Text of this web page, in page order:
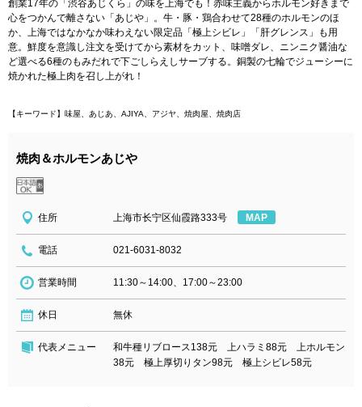
創業17年の「渋谷あじくら」の味を上海でも！赤味主義からホルモン好きまで
心をつかんで離さない「あじや」。牛・豚・鶏合わせて28種のホルモンのほ
か、上海ではなかなか味わえない限定品「極上シビレ」「肝グレンス」も用
意。鮮度を意識し注文を受けてから素材をカット、味噌ダレ、ニンニク醤油な
ど選べる6種のもみだれで下ごしらえしサーブする。銅製の七輪でジューシーに
焼かれた極上肉を召し上がれ！
【キーワード】味屋、あじあ、AJIYA、アジヤ、焼肉屋、焼肉店
焼肉＆ホルモンあじや
住所 上海市长宁区仙霞路333号 MAP
電話 021-6031-8032
営業時間 11:30～14:00、17:00～23:00
休日 無休
代表メニュー
和牛種リブロース138元 上ハラミ88元 上ホルモン
38元 極上厚切りタン98元 極上シビレ58元